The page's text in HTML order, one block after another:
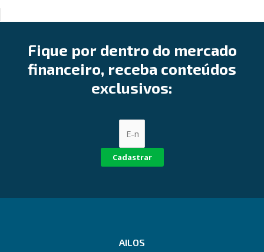
Fique por dentro do mercado
financeiro, receba conteúdos
exclusivos:
Cadastrar
AILOS